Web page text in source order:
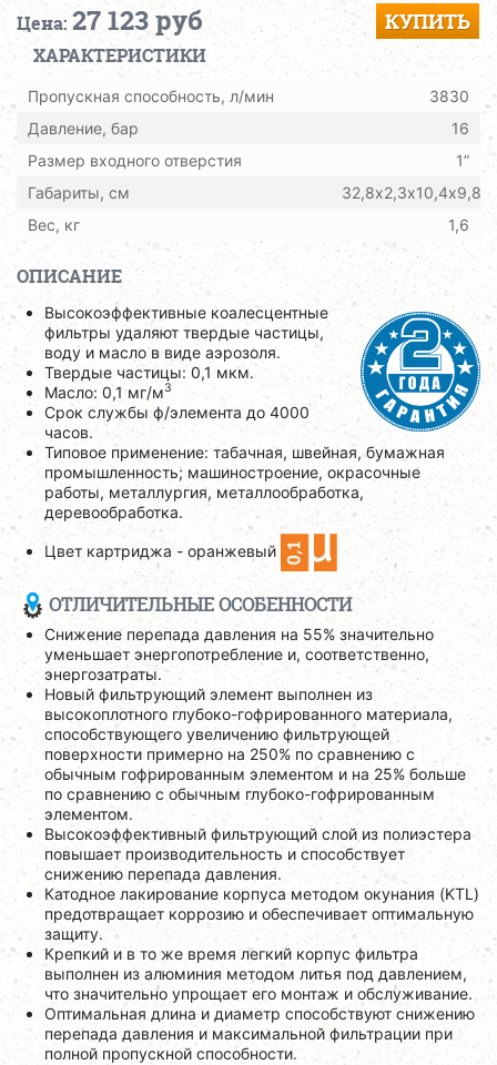
Цена: 27 123 руб КУПИТЬ
ХАРАКТЕРИСТИКИ
Пропускная способность, л/мин
3830
Давление, бар
16
Размер входного отверстия
1”
Габариты, см
32,8х2,3х10,4х9,8
Вес, кг
1,6
ОПИСАНИЕ
Высокоэффективные коалесцентные
фильтры удаляют твердые частицы,
воду и масло в виде аэрозоля.
Твердые частицы: 0,1 мкм.
Масло: 0,1 мг/м3
Срок службы ф/элемента до 4000
часов.
Типовое применение: табачная, швейная, бумажная
промышленность; машиностроение, окрасочные
работы, металлургия, металлообработка,
деревообработка.
Цвет картриджа - оранжевый
ОТЛИЧИТЕЛЬНЫЕ ОСОБЕННОСТИ
Снижение перепада давления на 55% значительно
уменьшает энергопотребление и, соответственно,
энергозатраты.
Новый фильтрующий элемент выполнен из
высокоплотного глубоко-гофрированного материала,
способствующего увеличению фильтрующей
поверхности примерно на 250% по сравнению с
обычным гофрированным элементом и на 25% больше
по сравнению с обычным глубоко-гофрированным
элементом.
Высокоэффективный фильтрующий слой из полиэстера
повышает производительность и способствует
снижению перепада давления.
Катодное лакирование корпуса методом окунания (KTL)
предотвращает коррозию и обеспечивает оптимальную
защиту.
Крепкий и в то же время легкий корпус фильтра
выполнен из алюминия методом литья под давлением,
что значительно упрощает его монтаж и обслуживание.
Оптимальная длина и диаметр способствуют снижению
перепада давления и максимальной фильтрации при
полной пропускной способности.